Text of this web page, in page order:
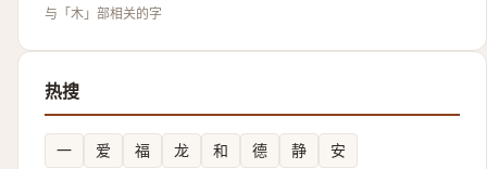
与「木」部相关的字
热搜
一 爱 福 龙 和 德 静 安